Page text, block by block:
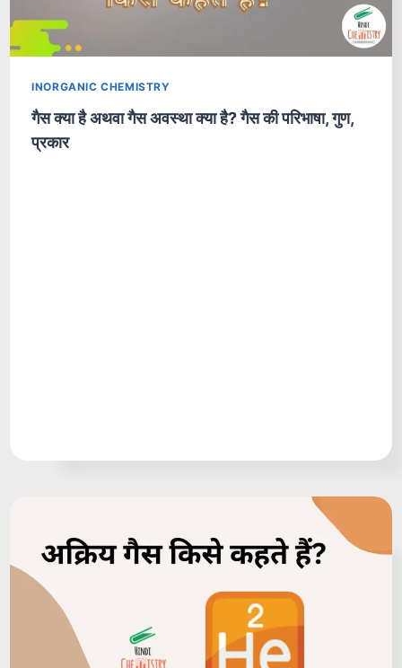
INORGANIC CHEMISTRY
गैस क्या है अथवा गैस अवस्था क्या है? गैस की परिभाषा, गुण,
प्रकार